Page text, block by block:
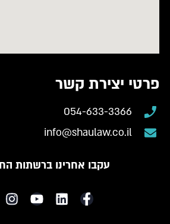
פרטי יצירת קשר
054-633-3366
info@shaulaw.co.il
עקבו אחרינו ברשתות